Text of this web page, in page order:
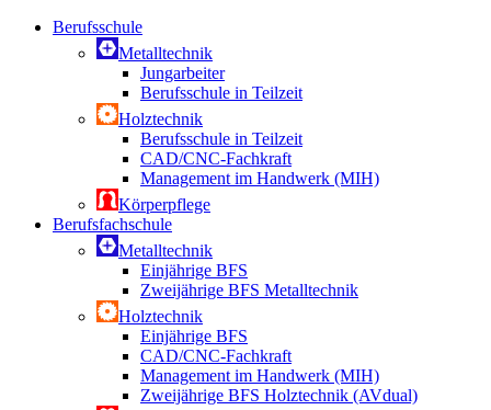
Berufsschule
Metalltechnik
Jungarbeiter
Berufsschule in Teilzeit
Holztechnik
Berufsschule in Teilzeit
CAD/CNC-Fachkraft
Management im Handwerk (MIH)
Körperpflege
Berufsfachschule
Metalltechnik
Einjährige BFS
Zweijährige BFS Metalltechnik
Holztechnik
Einjährige BFS
CAD/CNC-Fachkraft
Management im Handwerk (MIH)
Zweijährige BFS Holztechnik (AVdual)